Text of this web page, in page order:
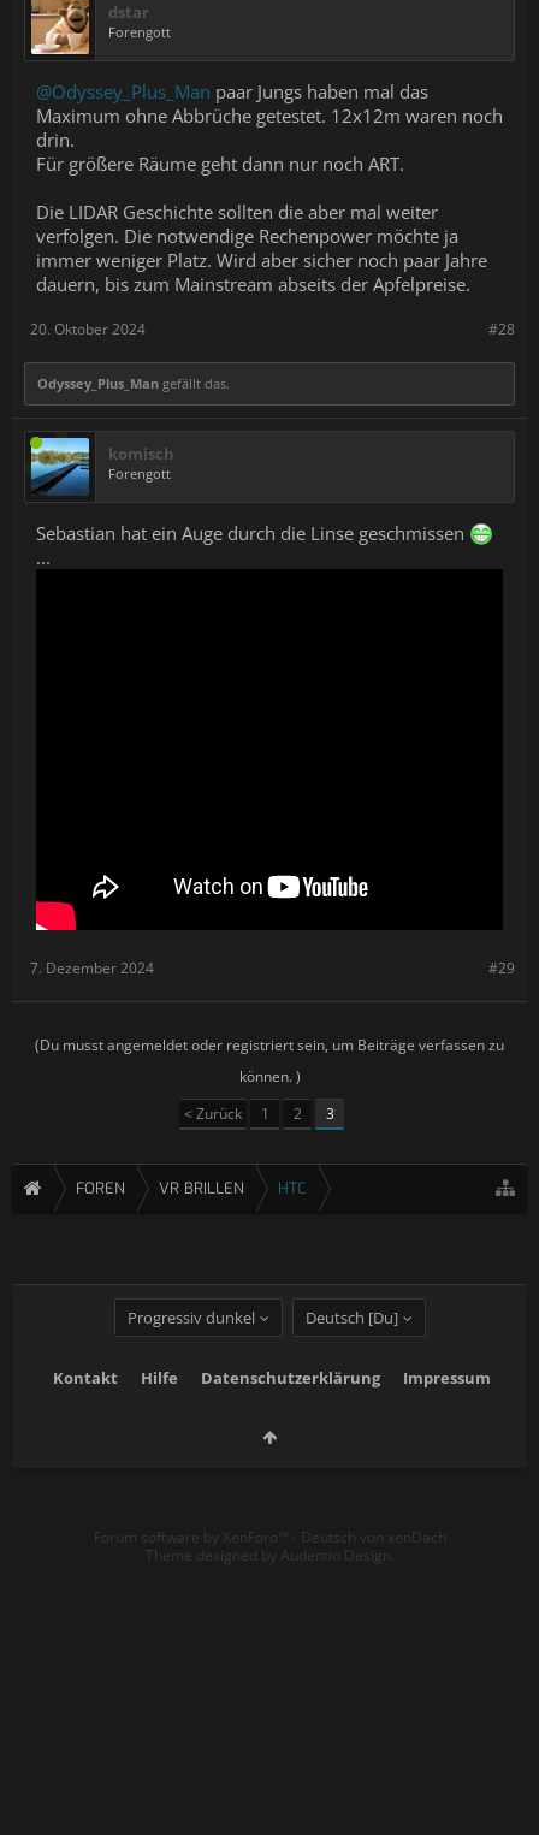
dstar
Forengott
@Odyssey_Plus_Man paar Jungs haben mal das
Maximum ohne Abbrüche getestet. 12x12m waren noch
drin.
Für größere Räume geht dann nur noch ART.
Die LIDAR Geschichte sollten die aber mal weiter
verfolgen. Die notwendige Rechenpower möchte ja
immer weniger Platz. Wird aber sicher noch paar Jahre
dauern, bis zum Mainstream abseits der Apfelpreise.
#28
20. Oktober 2024
Odyssey_Plus_Man gefällt das.
komisch
Forengott
Sebastian hat ein Auge durch die Linse geschmissen
...
#29
7. Dezember 2024
(Du musst angemeldet oder registriert sein, um Beiträge verfassen zu
können. )
< Zurück
1 2 3
FOREN VR BRILLEN HTC
Progressiv dunkel Deutsch [Du]
Kontakt Hilfe Datenschutzerklärung Impressum
Forum software by XenForo™ - Deutsch von xenDach
Theme designed by Audentio Design.